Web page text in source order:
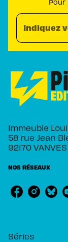
Pour
Indiquez
Immeuble
58 rue Jean
92170 VANVES
NOS RÉSEAUX
Séries